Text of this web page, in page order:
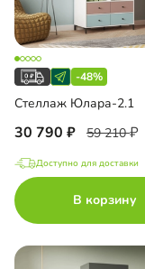
-48%
Стеллаж Юлара-2.1
30 790 59 210
Доступно для доставки
В корзину